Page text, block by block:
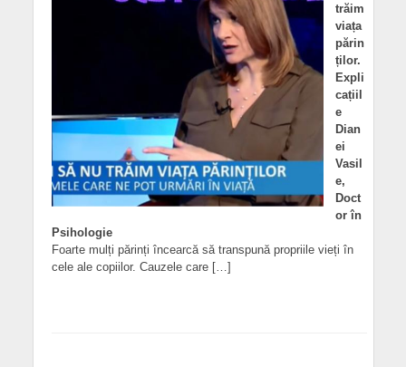
trăim
viața
părin
ților.
Expli
cațiil
e
Dian
ei
Vasil
e,
Doct
or în
Psihologie
Foarte mulți părinți încearcă să transpună propriile vieți în
cele ale copiilor. Cauzele care […]